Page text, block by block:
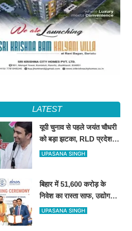
LATEST
यूपी चुनाव से पहले जयंत चौधरी
को बड़ा झटका, RLD प्रदेश
अध्यक्ष रामाशीष राय ने दिया
UPASANA SINGH
बिहार में 51,600 करोड़ के
निवेश का रास्ता साफ, उद्योग
जगत ने सरकार के फैसले का
UPASANA SINGH